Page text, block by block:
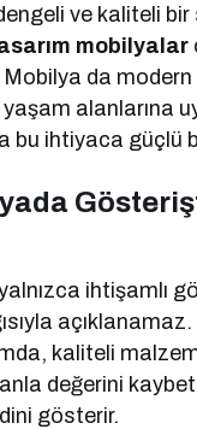
ve kaliteli
mobilyalar
da
alanlarına
bu ihtiyaca güçlü
ihtişamlı
kaliteli
değerini
gösterir.